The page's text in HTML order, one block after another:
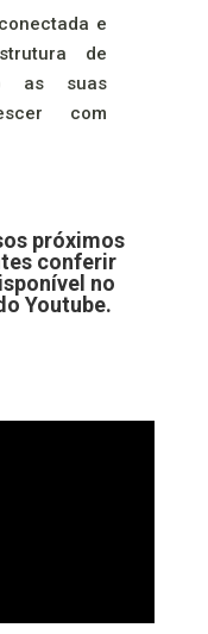
e
de
as suas
com
próximos
conferir
no
Youtube.